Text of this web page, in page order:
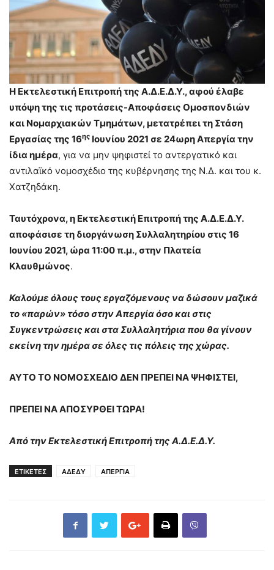
Η Εκτελεστική Επιτροπή της Α.Δ.Ε.Δ.Υ., αφού έλαβε
υπόψη της τις προτάσεις-Αποφάσεις Ομοσπονδιών
και Νομαρχιακών Τμημάτων,μετατρέπει τη Στάση
Εργασίας της 16ης Ιουνίου 2021 σε 24ωρη Απεργία την
ίδια ημέρα, για να μην ψηφιστεί το αντεργατικό και
αντιλαϊκό νομοσχέδιο της κυβέρνησης της Ν.Δ. και του κ.
Χατζηδάκη.
Ταυτόχρονα, η Εκτελεστική Επιτροπή της Α.Δ.Ε.Δ.Υ.
αποφάσισε τη διοργάνωση Συλλαλητηρίου στις 16
Ιουνίου 2021, ώρα 11:00 π.μ., στην Πλατεία
Κλαυθμώνος.
Καλούμε όλους τους εργαζόμενους να δώσουν μαζικά
το «παρών» τόσο στην Απεργία όσο και στις
Συγκεντρώσεις και στα Συλλαλητήρια που θα γίνουν
εκείνη την ημέρα σε όλες τις πόλεις της χώρας.
ΑΥΤΟ ΤΟ ΝΟΜΟΣΧΕΔΙΟ ΔΕΝ ΠΡΕΠΕΙ ΝΑ ΨΗΦΙΣΤΕΙ,
ΠΡΕΠΕΙ ΝΑ ΑΠΟΣΥΡΘΕΙ ΤΩΡΑ!
Από την Εκτελεστική Επιτροπή της Α.Δ.Ε.Δ.Υ.
ΕΤΙΚΕΤΕΣ ΑΔΕΔΥ ΑΠΕΡΓΙΑ